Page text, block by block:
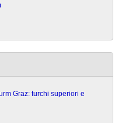
Graz: turchi superiori e